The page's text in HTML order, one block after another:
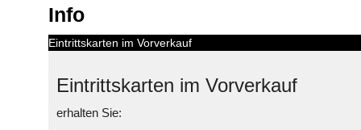
Info
Eintrittskarten im Vorverkauf
Eintrittskarten im Vorverkauf
erhalten Sie: